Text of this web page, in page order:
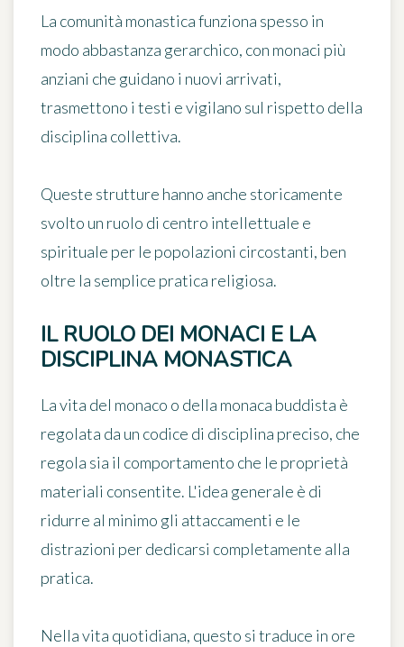
La comunità monastica funziona spesso in
modo abbastanza gerarchico, con monaci più
anziani che guidano i nuovi arrivati,
trasmettono i testi e vigilano sul rispetto della
disciplina collettiva.
Queste strutture hanno anche storicamente
svolto un ruolo di centro intellettuale e
spirituale per le popolazioni circostanti, ben
oltre la semplice pratica religiosa.
IL RUOLO DEI MONACI E LA
DISCIPLINA MONASTICA
La vita del monaco o della monaca buddista è
regolata da un codice di disciplina preciso, che
regola sia il comportamento che le proprietà
materiali consentite. L'idea generale è di
ridurre al minimo gli attaccamenti e le
distrazioni per dedicarsi completamente alla
pratica.
Nella vita quotidiana, questo si traduce in ore